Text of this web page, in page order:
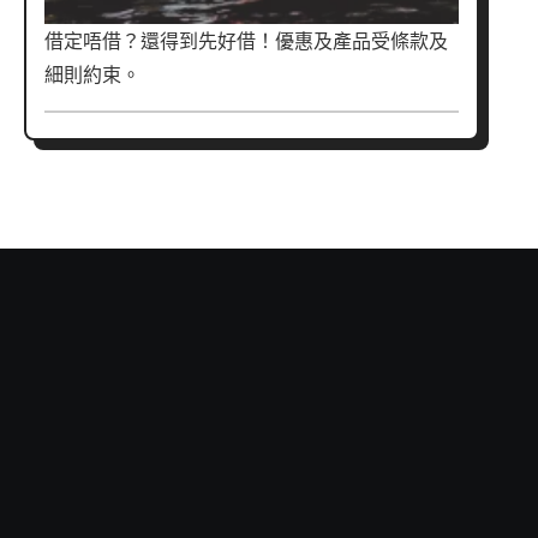
借定唔借？還得到先好借！優惠及產品受條款及
細則約束。